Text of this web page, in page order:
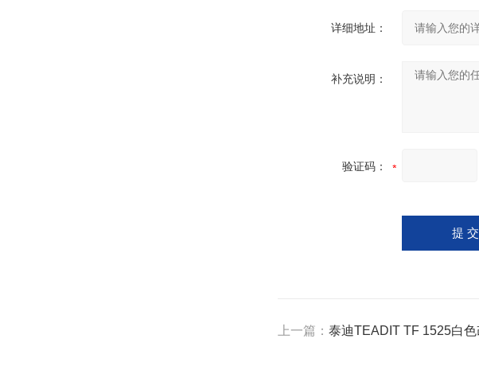
详细地址：
补充说明：
验证码：
上一篇：泰迪TEADIT TF 1525白